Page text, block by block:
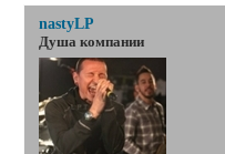
nastyLP
Душа компании